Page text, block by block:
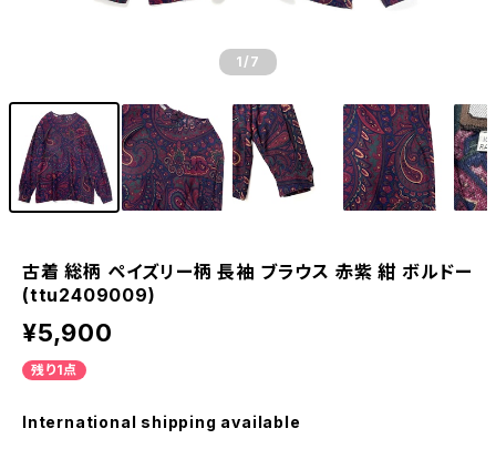
1 /7
古着 総柄 ペイズリー柄 長袖 ブラウス 赤紫 紺 ボルドー
(ttu2409009)
¥5,900
残り1点
International shipping available